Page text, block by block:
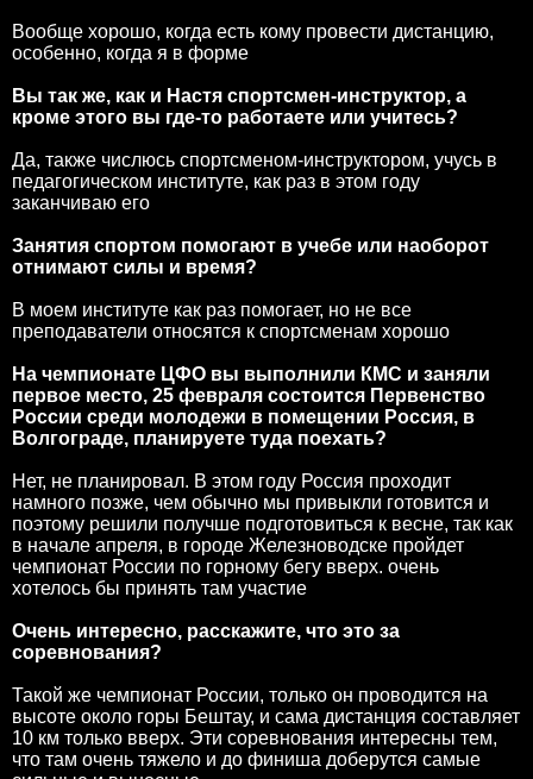
Вообще хорошо, когда есть кому провести дистанцию,
особенно, когда я в форме
Вы так же, как и Настя спортсмен-инструктор, а
кроме этого вы где-то работаете или учитесь?
Да, также числюсь спортсменом-инструктором, учусь в
педагогическом институте, как раз в этом году
заканчиваю его
Занятия спортом помогают в учебе или наоборот
отнимают силы и время?
В моем институте как раз помогает, но не все
преподаватели относятся к спортсменам хорошо
На чемпионате ЦФО вы выполнили КМС и заняли
первое место, 25 февраля состоится Первенство
России среди молодежи в помещении Россия, в
Волгограде, планируете туда поехать?
Нет, не планировал. В этом году Россия проходит
намного позже, чем обычно мы привыкли готовится и
поэтому решили получше подготовиться к весне, так как
в начале апреля, в городе Железноводске пройдет
чемпионат России по горному бегу вверх. очень
хотелось бы принять там участие
Очень интересно, расскажите, что это за
соревнования?
Такой же чемпионат России, только он проводится на
высоте около горы Бештау, и сама дистанция составляет
10 км только вверх. Эти соревнования интересны тем,
что там очень тяжело и до финиша доберутся самые